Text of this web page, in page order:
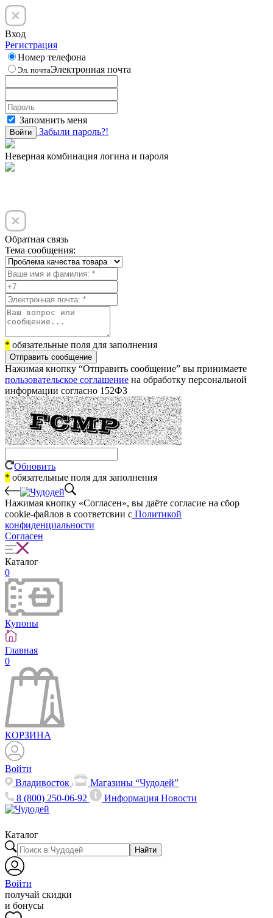
Вход
Регистрация
Номер телефона
Эл. почтаЭлектронная почта
Запомнить меня
Войти Забыли пароль?!
Неверная комбинация логина и пароля
Обратная связь
Тема сообщения:
* обязательные поля для заполнения
Отправить сообщение
Нажимая кнопку “Отправить сообщение” вы принимаете
пользовательское соглашение на обработку персональной
информации согласно 152ФЗ
Обновить
* обязательные поля для заполнения
Нажимая кнопку «Согласен», вы даёте cогласие на сбор
cookie-файлов в соответсвии с Политикой
конфиденциальности
Согласен
Каталог
0
Купоны
Главная
0
КОРЗИНА
Войти
Владивосток
Магазины “Чудодей”
8 (800) 250-06-92
ИнформацияНовости
Каталог
Найти
Войти
получай скидки
и бонусы